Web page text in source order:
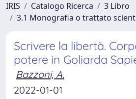
IRIS Catalogo Ricerca
3 Libro
3.1 Monografia o trattato
Scrivere la libertà.
potere in Goliarda
Bazzoni, A.
2022-01-01